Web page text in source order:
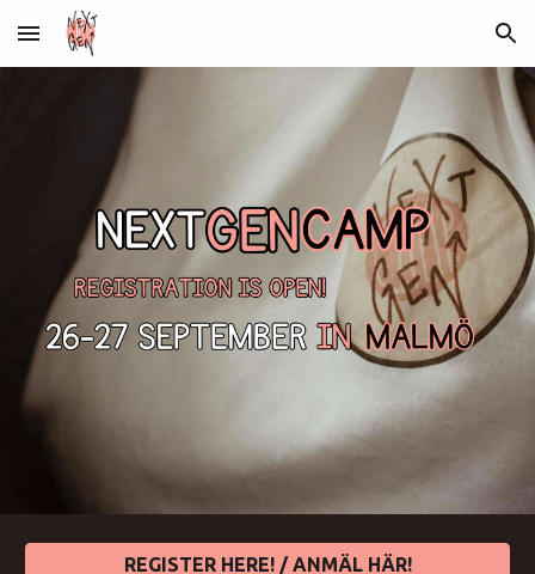
Skip to main content Skip to navigation
REGISTER HERE! / ANMÄL HÄR!